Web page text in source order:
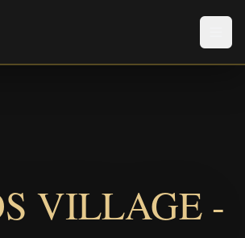
VILLAGE -